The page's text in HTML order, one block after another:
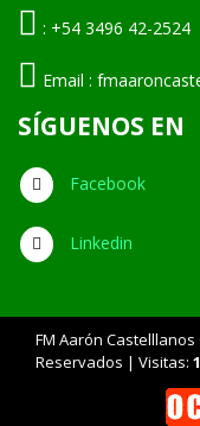
: +54 3496 42-2524
Email :
SÍGUENOS EN
Facebook
Linkedin
FM Aarón
Reservados | Visitas: